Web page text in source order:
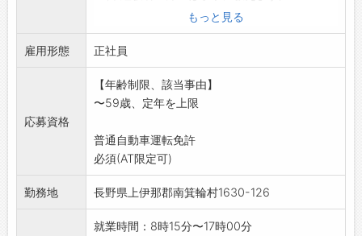
*製品の仕上げ業務
・表面のバリ取り
・研磨有り 他
*社有車を使用して納品業務をお願いする場合も
あります。
業務の変更範囲:変更なし
もっと見る
雇用形態 正社員
応募資格
【年齢制限、該当事由】
〜59歳、定年を上限
普通自動車運転免許
必須(AT限定可)
勤務地 長野県上伊那郡南箕輪村1630-126
就業時間：8時15分〜17時00分